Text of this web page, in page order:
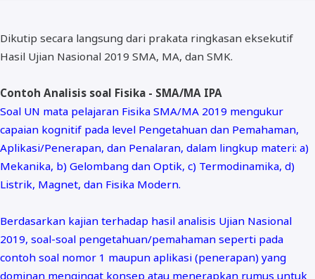
Dikutip secara langsung dari prakata ringkasan eksekutif
Hasil Ujian Nasional 2019 SMA, MA, dan SMK.
Contoh Analisis soal Fisika - SMA/MA IPA
Soal UN mata pelajaran Fisika SMA/MA 2019 mengukur
capaian kognitif pada level Pengetahuan dan Pemahaman,
Aplikasi/Penerapan, dan Penalaran, dalam lingkup materi: a)
Mekanika, b) Gelombang dan Optik, c) Termodinamika, d)
Listrik, Magnet, dan Fisika Modern.
Berdasarkan kajian terhadap hasil analisis Ujian Nasional
2019, soal-soal pengetahuan/pemahaman seperti pada
contoh soal nomor 1 maupun aplikasi (penerapan) yang
dominan mengingat konsep atau menerapkan rumus untuk